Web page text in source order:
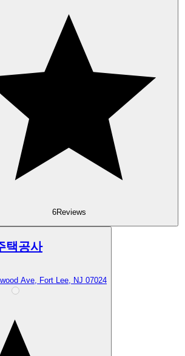
6Reviews
택공사
Ave, Fort Lee, NJ 07024